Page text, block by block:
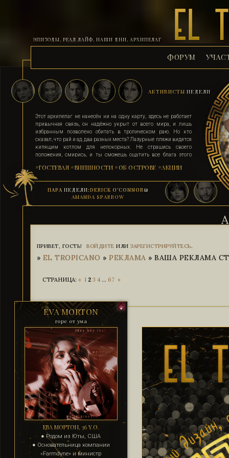
ЭПИЗОДЫ, РЕАЛ ЛАЙФ, НАШИ ДНИ, АРХИПЕЛАГ
ПАРА НЕДЕЛИ:DERICK O’CONNOR&
AMANDA SPARROW
#ГОСТЕВАЯ #ВНЕШНОСТИ #ОБ ОСТРОВЕ #АКЦИИ
Этот архипелаг не нанесён ни на одну карту, здесь не работает
привычная связь, он надёжно укрыт от всего мира, и лишь
избранным позволено обитать в тропическом раю. Но кто
сказал, что рай и ад два разных места? Лазурные пляжи видятся
кипящим котлом для непокорных. Не страшись своего
положения, смирись, и ты сможешь ощутить все блага этого
адептом. Выбери для себя стезю, ступай по ней, гордо неся статус
рабыни, иначе тебя силой поставят на колени. Помни, ад на
АКТИВИСТЫ НЕДЕЛИ
ФОРУМ
ПРИВЕТ, ГОСТЬ! ВОЙДИТЕ ИЛИЗАРЕГИСТРИРУЙТЕСЬ.
» EL TROPICANO »РЕКЛАМА »ВАША РЕКЛАМА
СТРАНИЦА: « 1 2 3 4 … 67 »
EVA MORTON
горе от ума
ЕВА МОРТОН, 36 Y.O.
● Родом из Юты, США
● Основательница компании
«Farmdyne» и министр